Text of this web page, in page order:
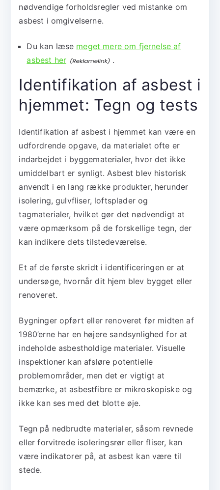
nødvendige forholdsregler ved mistanke om
asbest i omgivelserne.
Du kan læse meget mere om fjernelse af
asbest her
.
Identifikation af asbest i
hjemmet: Tegn og tests
Identifikation af asbest i hjemmet kan være en
udfordrende opgave, da materialet ofte er
indarbejdet i byggematerialer, hvor det ikke
umiddelbart er synligt. Asbest blev historisk
anvendt i en lang række produkter, herunder
isolering, gulvfliser, loftsplader og
tagmaterialer, hvilket gør det nødvendigt at
være opmærksom på de forskellige tegn, der
kan indikere dets tilstedeværelse.
Et af de første skridt i identificeringen er at
undersøge, hvornår dit hjem blev bygget eller
renoveret.
Bygninger opført eller renoveret før midten af
1980’erne har en højere sandsynlighed for at
indeholde asbestholdige materialer. Visuelle
inspektioner kan afsløre potentielle
problemområder, men det er vigtigt at
bemærke, at asbestfibre er mikroskopiske og
ikke kan ses med det blotte øje.
Tegn på nedbrudte materialer, såsom revnede
eller forvitrede isoleringsrør eller fliser, kan
være indikatorer på, at asbest kan være til
stede.